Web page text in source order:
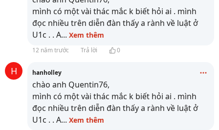
mình có một vài thác mắc k biết hỏi ai . mình
đọc nhiều trên diễn đàn thấy a rành về luật ở
U1c . . A... Xem thêm
12 năm trước Trả lời 0
H hanholley
chào anh Quentin76,
mình có một vài thác mắc k biết hỏi ai . mình
đọc nhiều trên diễn đàn thấy a rành về luật ở
U1c . . A... Xem thêm